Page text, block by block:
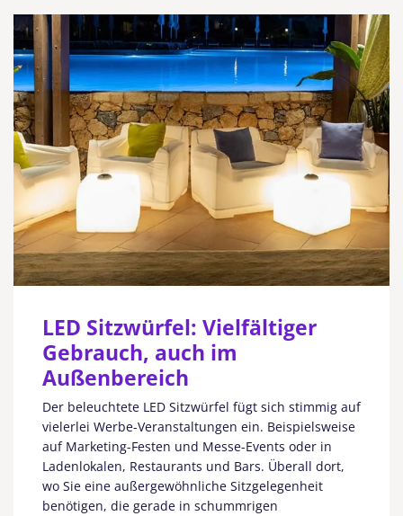
LED Sitzwürfel: Vielfältiger
Gebrauch, auch im
Außenbereich
Der beleuchtete LED Sitzwürfel fügt sich stimmig auf
vielerlei Werbe-Veranstaltungen ein. Beispielsweise
auf Marketing-Festen und Messe-Events oder in
Ladenlokalen, Restaurants und Bars. Überall dort,
wo Sie eine außergewöhnliche Sitzgelegenheit
benötigen, die gerade in schummrigen